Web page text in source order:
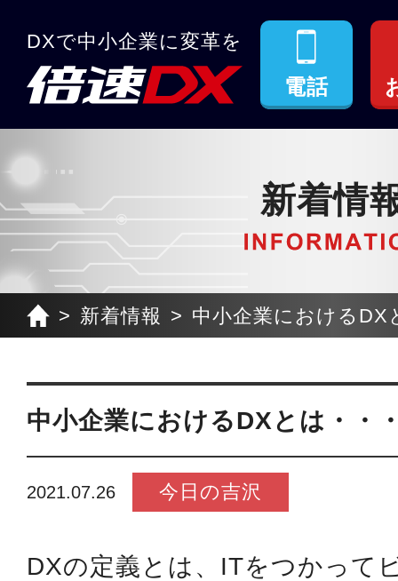
DXで中小企業に変革を
電話
新着情
新着情報 中小企業におけるDX
中小企業におけるDXとは・・
2021.07.26 今日の吉沢
DXの定義とは、ITをつかって